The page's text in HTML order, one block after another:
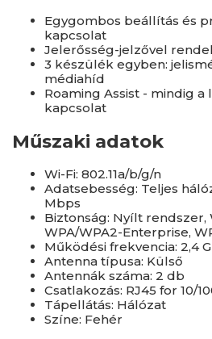
Egygombos beállítás és
kapcsolat
Jelerősség-jelzővel
3 készülék egyben:
médiahíd
Roaming Assist - mindig
kapcsolat
Műszaki adatok
Wi-Fi: 802.11a/b/g/n
Adatsebesség: Teljes
Mbps
Biztonság: Nyílt rendszer,
WPA/WPA2-Enterprise,
Működési frekvencia: 2,4
Antenna típusa: Külső
Antennák száma: 2 db
Csatlakozás: RJ45 for 10/
Tápellátás: Hálózat
Színe: Fehér